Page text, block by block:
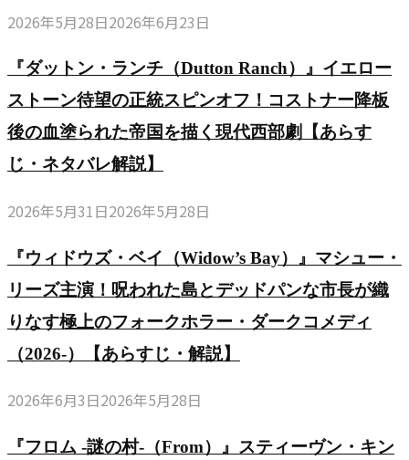
マ
草
原
の
小
な
評
価・
あ
ら
じ・
舞
台
し
た
極
の
癒
や
し
系
ソ
オ
な
ー
ク
フ
ァ
ン
タ
ー
の
金
字
（2005-
【あ
る
の
か？
IMDb
8.7
の
儀
屋
ラ
マ
と
の
哲
実
写
化！
圧
倒
的
で
描
か
る
4
の
2026年5月28日2026年6月23日
『ダットン・ランチ（Dutton Ranch）』イエロー
ストーン待望の正統スピンオフ！コストナー降板
後の血塗られた帝国を描く現代西部劇【あらす
じ・ネタバレ解説】
2026年5月31日2026年5月28日
『ウィドウズ・ベイ（Widow’s Bay）』マシュー・
リーズ主演！呪われた島とデッドパンな市長が織
りなす極上のフォークホラー・ダークコメディ
（2026-）【あらすじ・解説】
2026年6月3日2026年5月28日
『フロム -謎の村-（From）』スティーヴン・キン